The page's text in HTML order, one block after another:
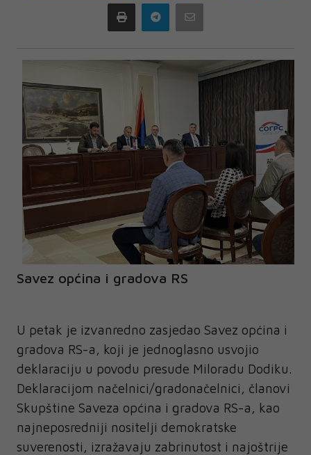
Print Telegram
Savez općina i gradova RS
U petak je izvanredno zasjedao Savez općina i
gradova RS-a, koji je jednoglasno usvojio
deklaraciju u povodu presude Miloradu Dodiku.
Deklaracijom načelnici/gradonačelnici, članovi
Skupštine Saveza općina i gradova RS-a, kao
najneposredniji nositelji demokratske
suverenosti, izražavaju zabrinutost i najoštrije